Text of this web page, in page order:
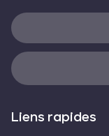
Liens rapides